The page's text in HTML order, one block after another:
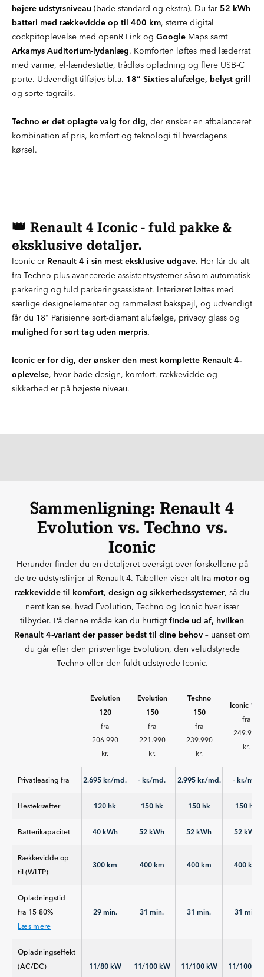
højere udstyrsniveau (både standard og ekstra). Du får 52 kWh
batteri med rækkevidde op til 400 km, større digital
cockpitoplevelse med openR Link og Google Maps samt
Arkamys Auditorium-lydanlæg. Komforten løftes med læderrat
med varme, el-lændestøtte, trådløs opladning og flere USB-C
porte. Udvendigt tilføjes bl.a. 18” Sixties alufælge, belyst grill
og sorte tagrails.
Techno er det oplagte valg for dig, der ønsker en afbalanceret
kombination af pris, komfort og teknologi til hverdagens
kørsel.
👑 Renault 4 Iconic - fuld pakke &
eksklusive detaljer.
Iconic er Renault 4 i sin mest eksklusive udgave. Her får du alt
fra Techno plus avancerede assistentsystemer såsom automatisk
parkering og fuld parkeringsassistent. Interiøret løftes med
særlige designelementer og rammeløst bakspejl, og udvendigt
får du 18" Parisienne sort-diamant alufælge, privacy glass og
mulighed for sort tag uden merpris.
Iconic er for dig, der ønsker den mest komplette Renault 4-
oplevelse, hvor både design, komfort, rækkevidde og
sikkerhed er på højeste niveau.
Sammenligning: Renault 4
Evolution vs. Techno vs.
Iconic
Herunder finder du en detaljeret oversigt over forskellene på
de tre udstyrslinjer af Renault 4. Tabellen viser alt fra motor og
rækkevidde til komfort, design og sikkerhedssystemer, så du
nemt kan se, hvad Evolution, Techno og Iconic hver især
tilbyder. På denne måde kan du hurtigtfinde ud af, hvilken
Renault 4-variant der passer bedst til dine behov – uanset om
du går efter den prisvenlige Evolution, den veludstyrede
Techno eller den fuldt udstyrede Iconic.
Evolution
120
fra
206.990
kr.
Evolution
150
fra
221.990
kr.
Techno
150
fra
239.990
kr.
Iconic 150
fra
249.990
kr.
Privatleasing fra 2.695 kr./md. - kr./md. 2.995 kr./md. - kr./md.
Hestekræfter 120 hk 150 hk 150 hk 150 hk
Batterikapacitet 40 kWh 52 kWh 52 kWh 52 kWh
Rækkevidde op
til (WLTP)
300 km 400 km 400 km 400 km
Opladningstid
fra 15-80%
Læs mere
oplyst ud fra DC
opladning på en
29 min. 31 min. 31 min. 31 min.
Opladningseffekt
(AC/DC)
11/80 kW 11/100 kW 11/100 kW 11/100 kW